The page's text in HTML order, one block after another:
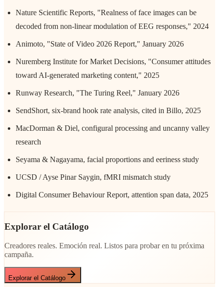
Nature Scientific Reports, "Realness of face images can be
decoded from non-linear modulation of EEG responses," 2024
Animoto, "State of Video 2026 Report," January 2026
Nuremberg Institute for Market Decisions, "Consumer attitudes
toward AI-generated marketing content," 2025
Runway Research, "The Turing Reel," January 2026
SendShort, six-brand hook rate analysis, cited in Billo, 2025
MacDorman & Diel, configural processing and uncanny valley
research
Seyama & Nagayama, facial proportions and eeriness study
UCSD / Ayse Pinar Saygin, fMRI mismatch study
Digital Consumer Behaviour Report, attention span data, 2025
Explorar el Catálogo
Creadores reales. Emoción real. Listos para probar en tu próxima
campaña.
Explorar el Catálogo